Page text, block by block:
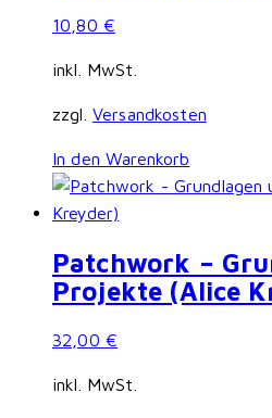
10,80 €
inkl. MwSt.
zzgl. Versandkosten
In den Warenkorb
Patchwork –
Projekte (Alice
32,00 €
inkl. MwSt.